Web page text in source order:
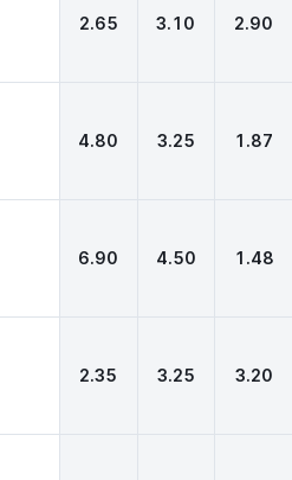
2.65 3.10 2.90
4.80 3.25 1.87
6.90 4.50 1.48
2.35 3.25 3.20